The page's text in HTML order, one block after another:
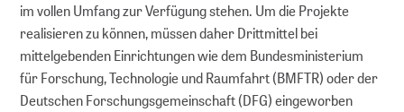
im vollen Umfang zur Verfügung stehen. Um die Projekte
realisieren zu können, müssen daher Drittmittel bei
mittelgebenden Einrichtungen wie dem Bundesministerium
für Forschung, Technologie und Raumfahrt (BMFTR) oder der
Deutschen Forschungsgemeinschaft (DFG) eingeworben